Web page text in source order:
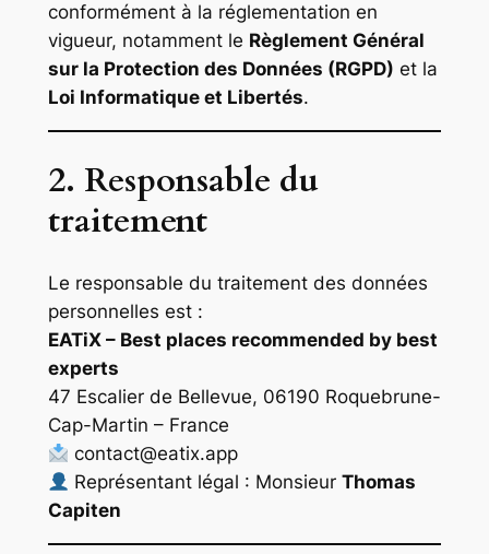
conformément à la réglementation en
vigueur, notamment le Règlement Général
sur la Protection des Données (RGPD) et la
Loi Informatique et Libertés.
2. Responsable du
traitement
Le responsable du traitement des données
personnelles est :
EATiX – Best places recommended by best
experts
47 Escalier de Bellevue, 06190 Roquebrune-
Cap-Martin – France
contact@eatix.app
Représentant légal : Monsieur Thomas
Capiten